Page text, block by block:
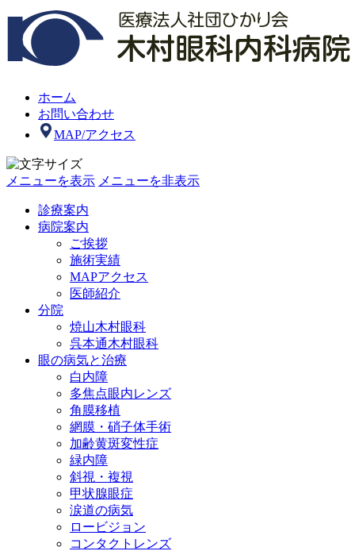
ホーム
お問い合わせ
MAP/アクセス
メニューを表示 メニューを非表示
診療案内
病院案内
ご挨拶
施術実績
MAPアクセス
医師紹介
分院
焼山木村眼科
呉本通木村眼科
眼の病気と治療
白内障
多焦点眼内レンズ
角膜移植
網膜・硝子体手術
加齢黄斑変性症
緑内障
斜視・複視
甲状腺眼症
涙道の病気
ロービジョン
コンタクトレンズ